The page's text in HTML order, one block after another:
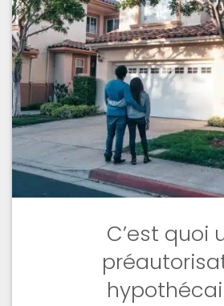
C’est quoi